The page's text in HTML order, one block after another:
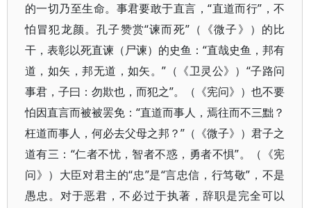
的一切乃至生命。事君要敢于直言，“直道而行”，不
怕冒犯龙颜。孔子赞赏“谏而死”（《微子》）的比
干，表彰以死直谏（尸谏）的史鱼：“直哉史鱼，邦有
道，如矢，邦无道，如矢。”（《卫灵公》）“子路问
事君，子曰：勿欺也，而犯之”。（《宪问》）也不要
怕因直言而被被罢免：“直道而事人，焉往而不三黜？
枉道而事人，何必去父母之邦？”（《微子》）君子之
道有三：“仁者不忧，智者不惑，勇者不惧”。（《宪
问》）大臣对君主的“忠”是“言忠信，行笃敬”，不是
愚忠。对于恶君，不必过于执著，辞职是完全可以